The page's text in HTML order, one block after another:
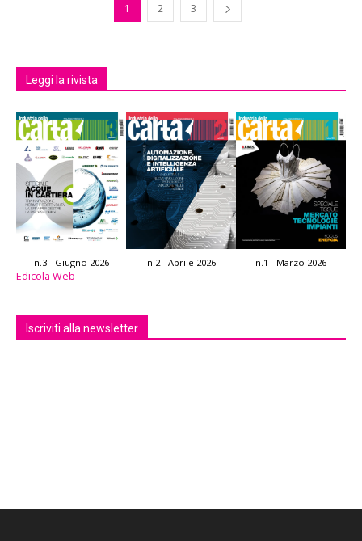
1 2 3
Leggi la rivista
n.3 - Giugno 2026 n.2 - Aprile 2026 n.1 - Marzo 2026
Edicola Web
Iscriviti alla newsletter